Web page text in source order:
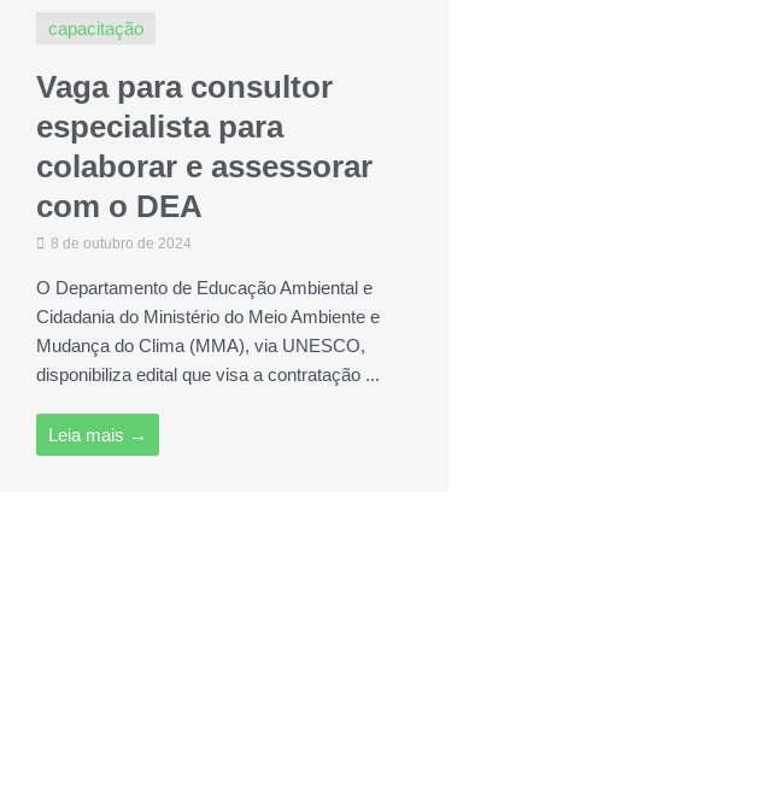
capacitação
Vaga para consultor
especialista para
colaborar e assessorar
com o DEA
8 de outubro de 2024
O Departamento de Educação Ambiental e
Cidadania do Ministério do Meio Ambiente e
Mudança do Clima (MMA), via UNESCO,
disponibiliza edital que visa a contratação ...
Leia mais →